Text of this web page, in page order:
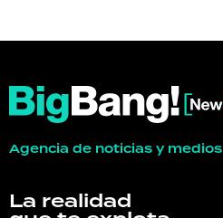
Agencia de noticias y
La realidad